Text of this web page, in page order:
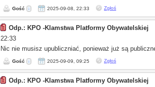
Gość 2025-09-08, 22:33 Zgłoś
Odp.: KPO -Klamstwa Platformy Obywatelskiej
22:33
Nic nie musisz upubliczniać, ponieważ już są
Gość 2025-09-09, 09:25 Zgłoś
Odp.: KPO -Klamstwa Platformy Obywatelskiej